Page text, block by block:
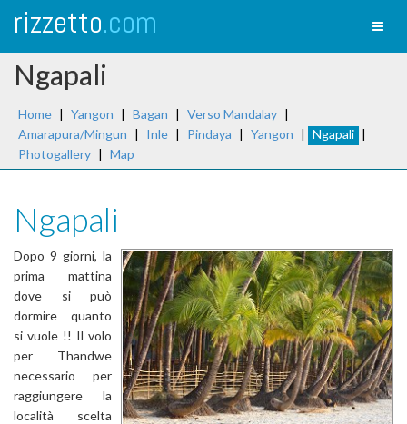
rizzetto.com
Ngapali
Home | Yangon | Bagan | Verso Mandalay |
Amarapura/Mingun | Inle | Pindaya | Yangon | Ngapali |
Photogallery | Map
Ngapali
Dopo 9 giorni, la
prima mattina
dove si può
dormire quanto
si vuole !! Il volo
per Thandwe
necessario per
raggiungere la
località scelta